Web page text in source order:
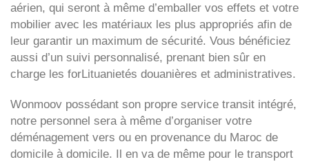
aérien, qui seront à même d’emballer vos effets et votre
mobilier avec les matériaux les plus appropriés afin de
leur garantir un maximum de sécurité. Vous bénéficiez
aussi d’un suivi personnalisé, prenant bien sûr en
charge les forLituanietés douanières et administratives.
Wonmoov possédant son propre service transit intégré,
notre personnel sera à même d’organiser votre
déménagement vers ou en provenance du Maroc de
domicile à domicile. Il en va de même pour le transport